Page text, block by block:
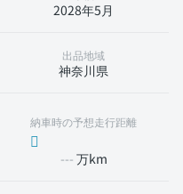
2028年5月
出品地域
神奈川県
納車時の予想走行距離
--- 万km